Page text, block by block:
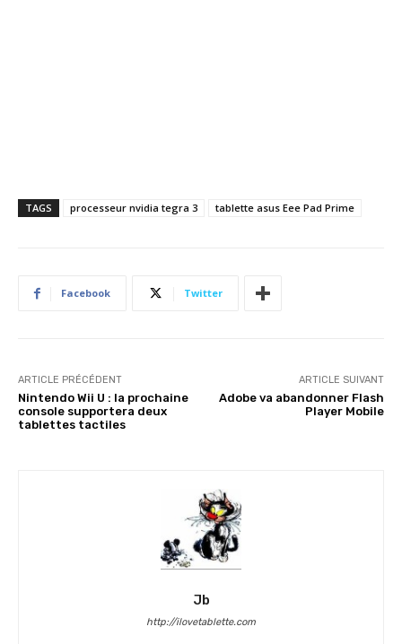
TAGS processeur nvidia tegra 3 tablette asus Eee Pad Prime
Facebook Twitter
ARTICLE PRÉCÉDENT
Nintendo Wii U : la prochaine
console supportera deux
tablettes tactiles
ARTICLE SUIVANT
Adobe va abandonner Flash
Player Mobile
Jb
http://ilovetablette.com